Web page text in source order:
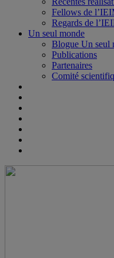
Fellows de
Regards de
Un seul monde
Blogue Un seul
Publications
Partenaires
Comité